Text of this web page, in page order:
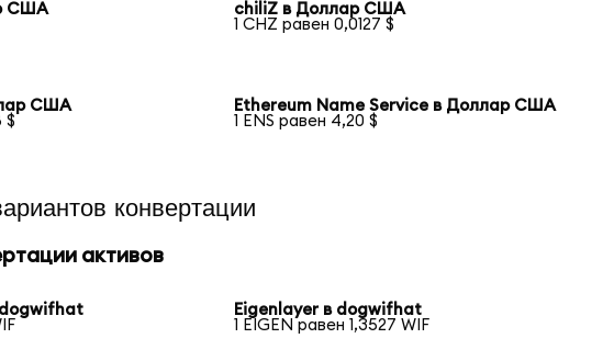
США
chiliZ в Доллар США
1 CHZ равен 0,0127 $
США
$
Ethereum Name Service в Доллар США
1 ENS равен 4,20 $
конвертации
активов
Eigenlayer в dogwifhat
1 EIGEN равен 1,3527 WIF